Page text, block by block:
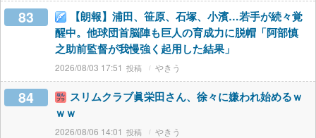
83
【朗報】浦田、笹原、石塚、小濱…若手が続々覚
醒中。他球団首脳陣も巨人の育成力に脱帽「阿部慎
之助前監督が我慢強く起用した結果」
2026/08/03 17:51 やきう
84
スリムクラブ眞栄田さん、徐々に嫌われ始めるｗ
ｗｗ
2026/08/06 14:01 やきう